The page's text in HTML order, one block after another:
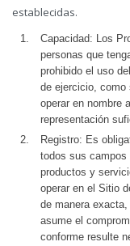
establecidas.
Capacidad: Los
personas que
prohibido el uso
de ejercicio, como
operar en nombre
representación
Registro: Es
todos sus campos
productos y
operar en el Sitio
de manera
asume el
conforme resulte